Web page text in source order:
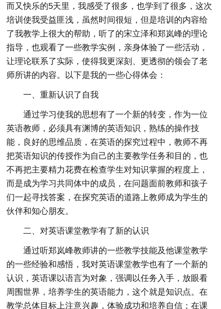
而又快乐的5天里，我感受了很多，也学到了很多，这次
培训使我受益匪浅，虽然时间很短，但是培训的内容给
了我教学上很大的帮助，听了的宋立泽和郑岚峰的理论
指导，也观看了一些教学实例，亲身体验了一些活动，
让理论联系了实际，使得我更深刻、更透彻的领会了老
师所讲的内容。以下是我的一些心得体会：
一、重新认识了自我
通过学习使我的思想有了一个新的转变，作为一位
英语教师，必须具有渊博的英语知识，熟练的操作技
能，良好的思维品质，在英语的探究过程中，教师不再
把英语知识的传授作为自己的主要教学任务和目的，也
不再把主要精力花费在检查学生对知识掌握的程度上，
而是成为学习共同体中的成员，在问题面前教师和孩子
们一起寻找答案，在探究英语的道路上教师成为学生的
伙伴和知心朋友。
二、对英语课堂教学有了新的认识
通过听郑岚峰教师讲的一些教学技能及他课堂教学
的一些经验和感悟，我对英语课堂教学也有了一个新的
认识，英语课以语言为对象，强调以任务入手，放眼看
周围世界，培养学生的英语能力，这个就是知识点。在
教学总体目标上注意兴趣，体验成功和培养自信；在课